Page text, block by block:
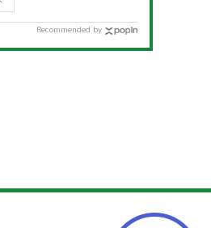
Recommended by